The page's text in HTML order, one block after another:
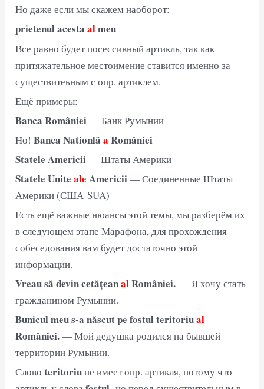
Но даже если мы скажем наоборот:
рrietenul acesta almeu
Все равно будет посессивный артикль, так как
притяжательное местоимение ставится именно за
существитеьным с опр. артиклем.
Ещё примеры:
Banca României— Банк Румынии
Но!Banca Nationlăa României
Statele Americii— Штаты Америки
Statele Uniteale Americii— Соединенные Штаты
Америки (США-SUA)
Есть ещё важные нюансы этой темы, мы разберём их
в следующем этапе Марафона, для прохождения
собеседования вам будет достаточно этой
информации.
Vreau să devin cetățeanalRomâniei.— Я хочу стать
гражданином Румынии.
Bunicul meu s-a născut pe fostul teritoriual
României.— Мой дедушка родился на бывшей
территории Румынии.
Слово teritoriuне имеет опр. артикля, потому что